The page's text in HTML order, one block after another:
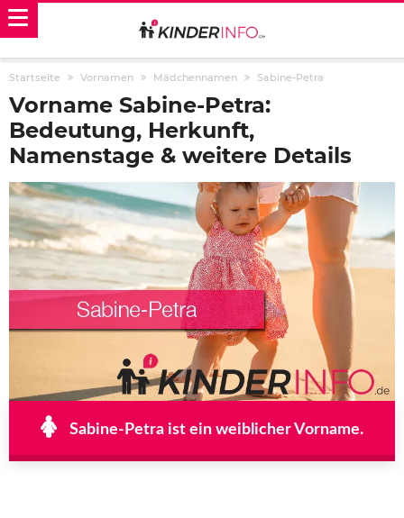
Startseite Vornamen Mädchennamen Sabine-Petra
Vorname Sabine-Petra:
Bedeutung, Herkunft,
Namenstage & weitere Details
Sabine-Petra ist ein weiblicher Vorname.